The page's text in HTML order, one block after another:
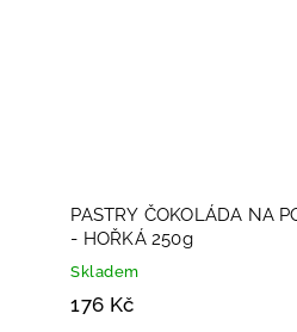
PASTRY ČOKOLÁDA NA
- HOŘKÁ 250g
Skladem
176 Kč